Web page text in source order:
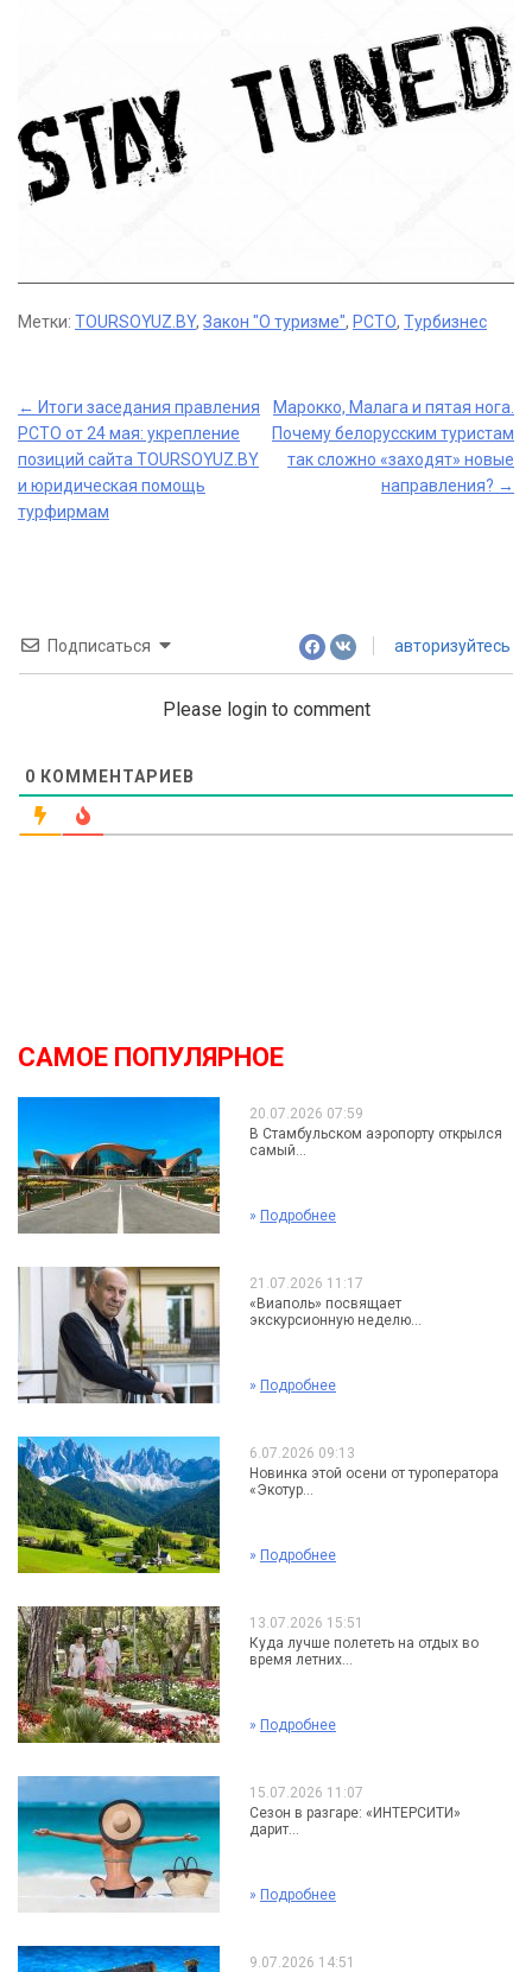
Метки: TOURSOYUZ.BY, Закон "О туризме", РСТО, Турбизнес
Post
navigation
← Итоги заседания правления
РСТО от 24 мая: укрепление
позиций сайта TOURSOYUZ.BY
и юридическая помощь
турфирмам
Марокко, Малага и пятая нога.
Почему белорусским туристам
так сложно «заходят» новые
направления? →
Подписаться авторизуйтесь
Please login to comment
0 КОММЕНТАРИЕВ
САМОЕ ПОПУЛЯРНОЕ
20.07.2026 07:59
В Стамбульском аэропорту открылся
самый...
» Подробнее
21.07.2026 11:17
«Виаполь» посвящает
экскурсионную неделю...
» Подробнее
6.07.2026 09:13
Новинка этой осени от туроператора
«Экотур...
» Подробнее
13.07.2026 15:51
Куда лучше полететь на отдых во
время летних...
» Подробнее
15.07.2026 11:07
Сезон в разгаре: «ИНТЕРСИТИ»
дарит...
» Подробнее
9.07.2026 14:51